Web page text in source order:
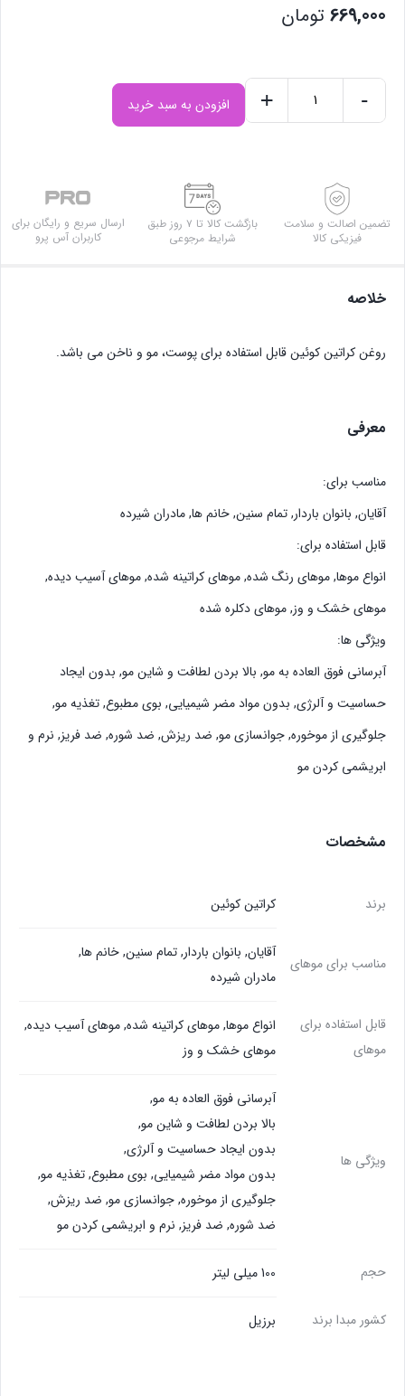
669,000 تومان
حجم
میلی
-
+ افزودن به سبد خرید
تضمین اصالت و سلامت
فیزیکی کالا
بازگشت کالا تا ۷ روز طبق
شرایط مرجوعی
ارسال سریع و رایگان برای
کاربران آس پرو
خلاصه
روغن کراتین کوئین قابل استفاده برای پوست، مو و ناخن می باشد.
معرفی
مناسب برای:
آقایان, بانوان باردار, تمام سنين, خانم ها, مادران شیرده
قابل استفاده برای:
انواع موها, موهاي رنگ شده, موهاي كراتينه شده, موهای آسیب دیده,
موهای خشک و وز, موهای دکلره شده
ویژگی ها:
آبرساني فوق العاده به مو, بالا بردن لطافت و شاین مو, بدون ايجاد
حساسيت و آلرژي, بدون مواد مضر شيميايي, بوي مطبوع, تغذیه مو,
جلوگیری از موخوره, جوانسازي مو, ضد ريزش, ضد شوره, ضد فریز, نرم و
ابريشمي كردن مو
مشخصات
برند کراتین کوئین
مناسب برای موهای
آقایان, بانوان باردار,تمام سنين,خانم ها,
مادران شیرده
قابل استفاده برای
موهای
انواع موها,موهاي كراتينه شده,موهای آسیب دیده,
موهای خشک و وز
ویژگی ها
آبرساني فوق العاده به مو,
بالا بردن لطافت و شاین مو,
بدون ايجاد حساسيت و آلرژي,
بدون مواد مضر شيميايي, بوي مطبوع,تغذیه مو,
جلوگیری از موخوره,جوانسازي مو, ضد ريزش,
ضد شوره, ضد فریز, نرم و ابريشمي كردن مو
حجم 100 میلی لیتر
کشور مبدا برند برزیل